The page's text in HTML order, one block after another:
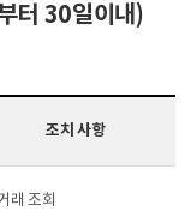
터 30일이내)
조치 사항
래 조회